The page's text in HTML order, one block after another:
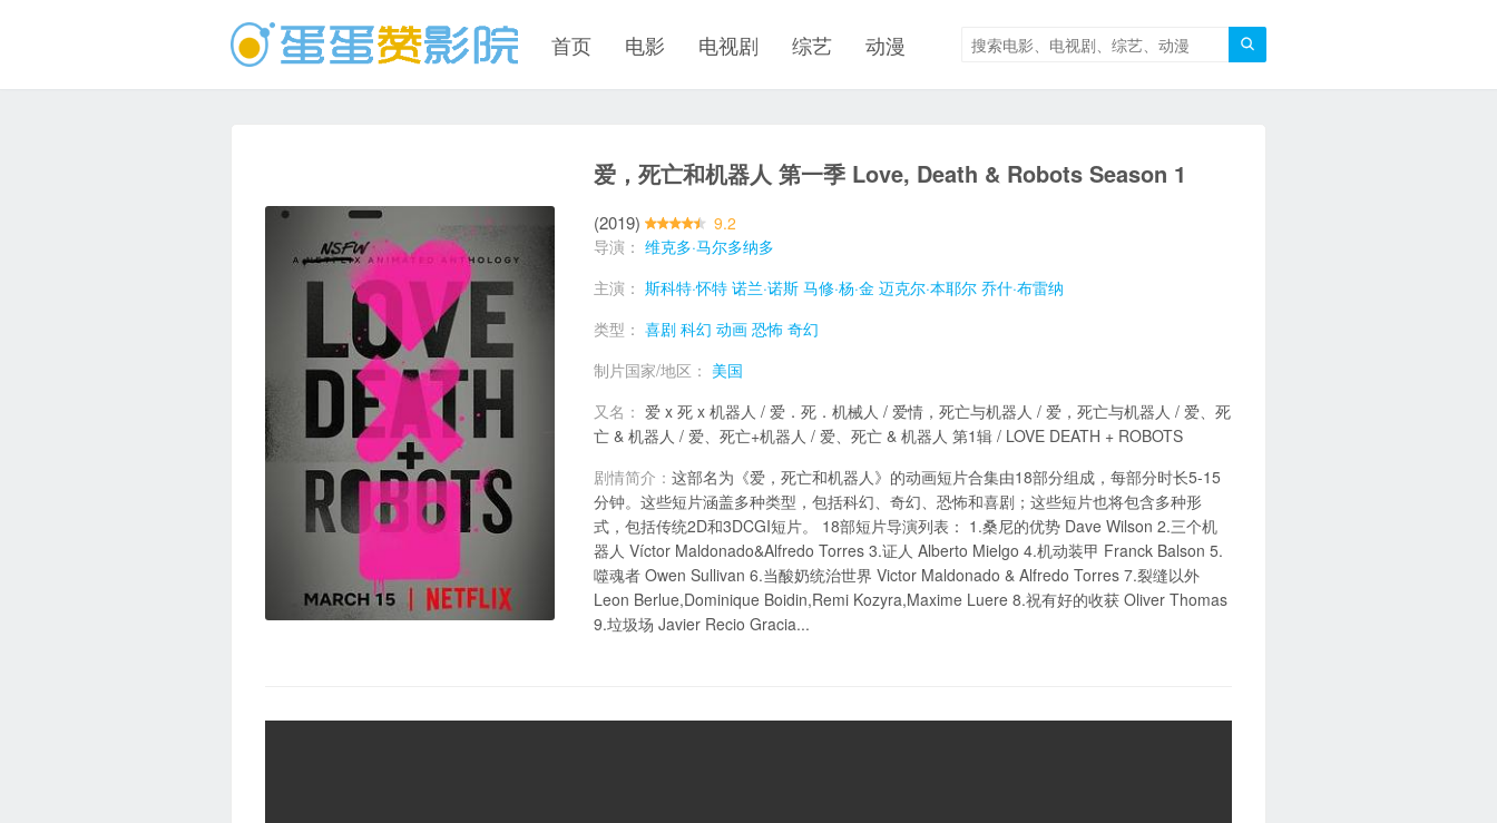

首页 电影 电视剧 综艺 动漫
爱，死亡和机器人 第一季 Love, Death & Robots Season 1
(2019)
9.2
导演： 维克多·马尔多纳多
主演： 斯科特·怀特 诺兰·诺斯 马修·杨·金 迈克尔·本耶尔 乔什·布雷纳
类型： 喜剧 科幻 动画 恐怖 奇幻
制片国家/地区： 美国
又名： 爱 x 死 x 机器人 / 爱．死．机械人 / 爱情，死亡与机器人 / 爱，死亡与机器人 / 爱、死
亡 & 机器人 / 爱、死亡+机器人 / 爱、死亡 & 机器人 第1辑 / LOVE DEATH + ROBOTS
剧情简介： 这部名为《爱，死亡和机器人》的动画短片合集由18部分组成，每部分时长5-15
分钟。这些短片涵盖多种类型，包括科幻、奇幻、恐怖和喜剧；这些短片也将包含多种形
式，包括传统2D和3DCGI短片。 18部短片导演列表： 1.桑尼的优势 Dave Wilson 2.三个机
器人 Víctor Maldonado&Alfredo Torres 3.证人 Alberto Mielgo 4.机动装甲 Franck Balson 5.
噬魂者 Owen Sullivan 6.当酸奶统治世界 Victor Maldonado & Alfredo Torres 7.裂缝以外
Leon Berlue,Dominique Boidin,Remi Kozyra,Maxime Luere 8.祝有好的收获 Oliver Thomas
9.垃圾场 Javier Recio Gracia...